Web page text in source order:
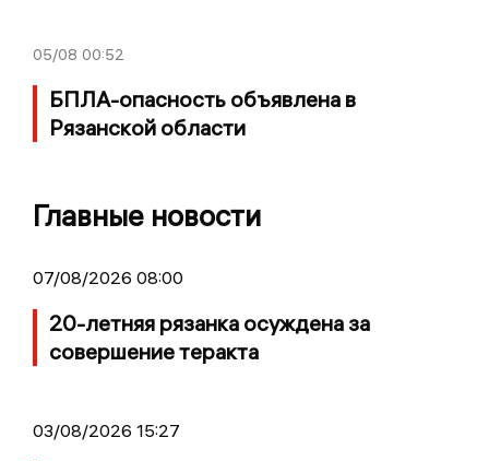
05/08 00:52
БПЛА-опасность объявлена в
Рязанской области
Главные новости
07/08/2026 08:00
20-летняя рязанка осуждена за
совершение теракта
03/08/2026 15:27